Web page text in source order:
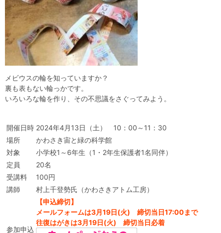
基本理念
沿革
計画・年報・評価・議事録
青少年科学館運営基本計画
年報
事業評価
議事録
研究資料
研究の紹介
川崎市自然環境調査報告
図録
紀要
年報
出版物
生田緑地の植物
お問い合わせ
よくある質問
日本語
メビウスの輪を知っていますか？
裏も表もない輪っかです。
いろいろな輪を作り、その不思議をさぐってみよう。
開催日時 2024年4月13日（土） 10：00～11：30
場所
かわさき宙と緑の科学館
対象
小学校1～6年生（1・2年生保護者1名同伴）
定員
20名
受講料
100円
講師
村上千登勢氏（かわさきアトム工房）
参加申込
【申込締切】
メールフォームは3月19日(火) 締切当日17:00まで
往復はがきは3月19日(火) 締切当日必着